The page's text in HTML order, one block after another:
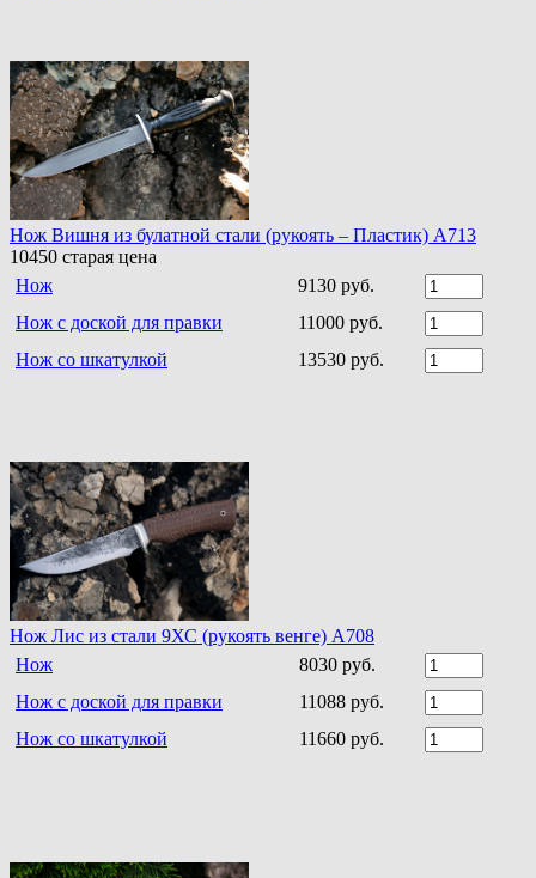
Нож Вишня из булатной стали (рукоять – Пластик) A713
10450 старая цена
Нож
9130 руб.
Нож с доской для правки
11000 руб.
Нож со шкатулкой
13530 руб.
Нож Лис из стали 9ХС (рукоять венге) A708
Нож
8030 руб.
Нож с доской для правки
11088 руб.
Нож со шкатулкой
11660 руб.